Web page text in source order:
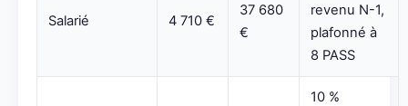
Salarié 4 710 €
37 680
€
revenu N-1,
plafonné à
8 PASS
10 %